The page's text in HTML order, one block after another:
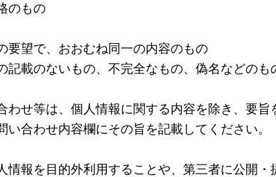
のもの
要望で、おおむね同一の内容のもの
記載のないもの、不完全なもの、偽名などのも
せ等は、個人情報に関する内容を除き、要
い合わせ内容欄にその旨を記載してください。
報を目的外利用することや、第三者に公開・